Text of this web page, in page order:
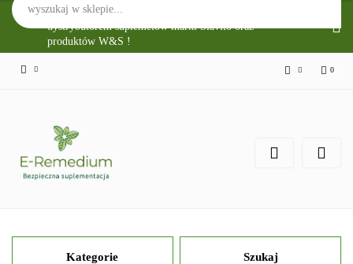
Sklep Internetowy E-Remedium jest głównym
dystrybutorem suplemetów marki Slavito oraz
produktów W&S !
0
Kategorie Szukaj